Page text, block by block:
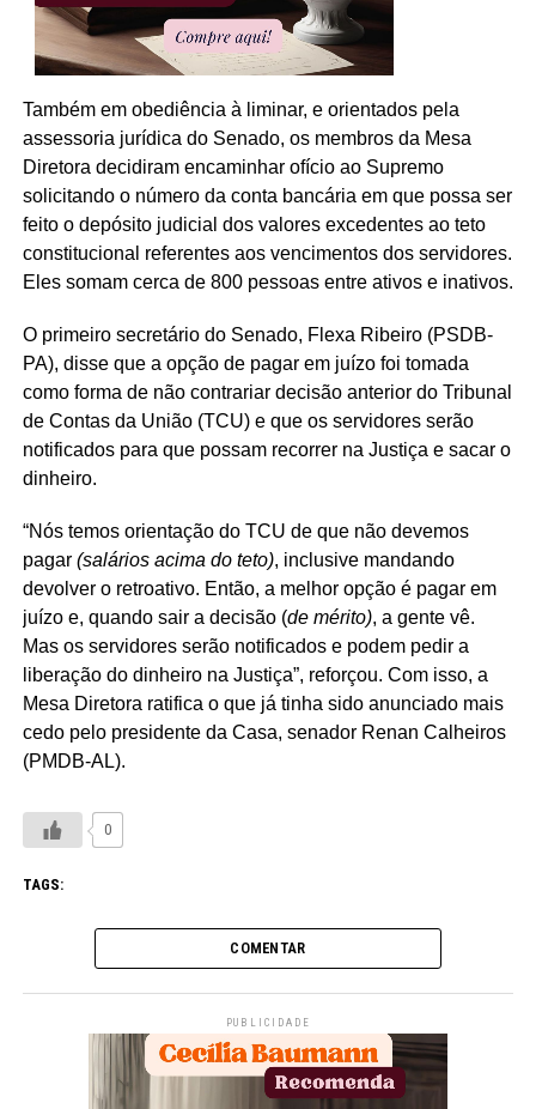
Também em obediência à liminar, e orientados pela
assessoria jurídica do Senado, os membros da Mesa
Diretora decidiram encaminhar ofício ao Supremo
solicitando o número da conta bancária em que possa ser
feito o depósito judicial dos valores excedentes ao teto
constitucional referentes aos vencimentos dos servidores.
Eles somam cerca de 800 pessoas entre ativos e inativos.
O primeiro secretário do Senado, Flexa Ribeiro (PSDB-
PA), disse que a opção de pagar em juízo foi tomada
como forma de não contrariar decisão anterior do Tribunal
de Contas da União (TCU) e que os servidores serão
notificados para que possam recorrer na Justiça e sacar o
dinheiro.
“Nós temos orientação do TCU de que não devemos
pagar(salários acima do teto), inclusive mandando
devolver o retroativo. Então, a melhor opção é pagar em
juízo e, quando sair a decisão (de mérito), a gente vê.
Mas os servidores serão notificados e podem pedir a
liberação do dinheiro na Justiça”, reforçou. Com isso, a
Mesa Diretora ratifica o que já tinha sido anunciado mais
cedo pelo presidente da Casa, senador Renan Calheiros
(PMDB-AL).
0
TAGS:
COMENTAR
PUBLICIDADE